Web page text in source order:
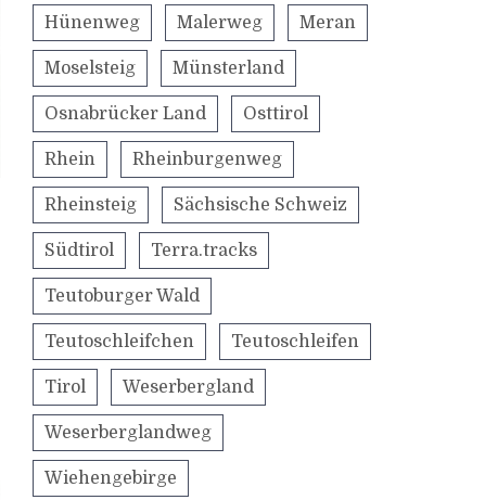
Hünenweg Malerweg Meran
Moselsteig Münsterland
Osnabrücker Land Osttirol
Rhein Rheinburgenweg
Rheinsteig Sächsische Schweiz
Südtirol Terra.tracks
Teutoburger Wald
Teutoschleifchen Teutoschleifen
Tirol Weserbergland
Weserberglandweg
Wiehengebirge